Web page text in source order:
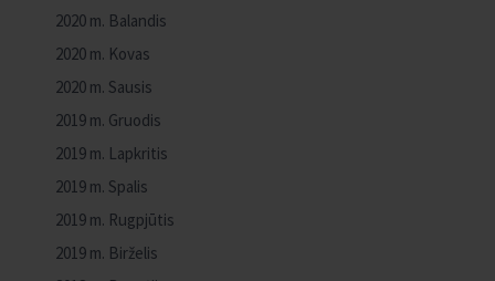
2020 m. Balandis
2020 m. Kovas
2020 m. Sausis
2019 m. Gruodis
2019 m. Lapkritis
2019 m. Spalis
2019 m. Rugpjūtis
2019 m. Birželis